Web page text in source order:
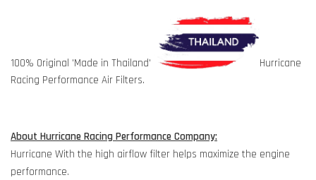
100% Original 'Made in Thailand'
Hurricane
Racing Performance Air Filters.
About Hurricane Racing Performance Company:
Hurricane With the high airflow filter helps maximize the engine
performance.